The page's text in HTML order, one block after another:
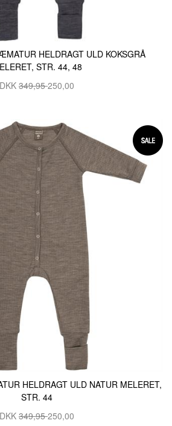
HELDRAGT ULD KOKSGRÅ
STR. 44, 48
DKK 349,95250,00
HELDRAGT ULD NATUR MELERET,
STR. 44
DKK 349,95250,00